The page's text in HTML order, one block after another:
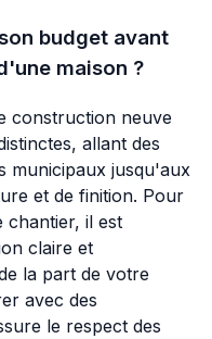
budget avant
maison ?
construction neuve
allant des
municipaux jusqu'aux
et de finition. Pour
chantier, il est
claire et
la part de votre
avec des
le respect des